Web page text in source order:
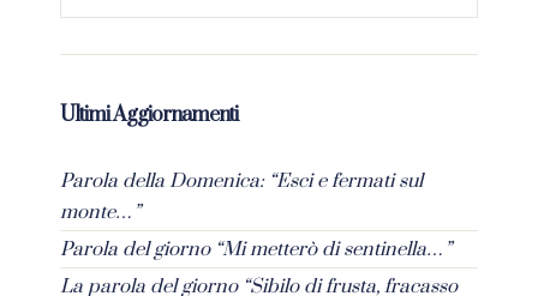
Ultimi Aggiornamenti
Parola della Domenica: “Esci e fermati sul
monte…”
Parola del giorno “Mi metterò di sentinella…”
La parola del giorno “Sibilo di frusta, fracasso